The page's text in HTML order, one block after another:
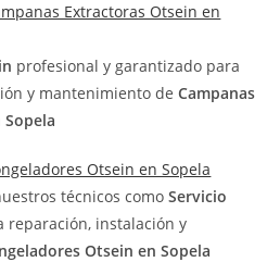
Extractoras Otsein en
profesional y garantizado para
y mantenimiento deCampanas
Otsein en Sopela
técnicos como Servicio
reparación, instalación y
Otsein en Sopela